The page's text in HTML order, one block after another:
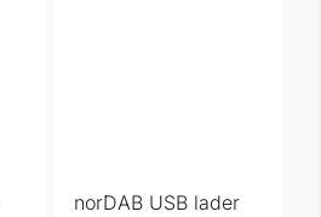
norDAB USB lader